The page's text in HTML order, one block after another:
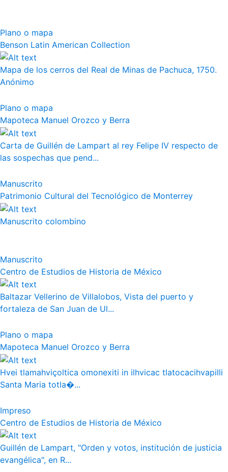
Plano o mapa
Benson Latin American Collection
Mapa de los cerros del Real de Minas de Pachuca, 1750.
Anónimo
Plano o mapa
Mapoteca Manuel Orozco y Berra
Carta de Guillén de Lampart al rey Felipe IV respecto de
las sospechas que pend...
Manuscrito
Patrimonio Cultural del Tecnológico de Monterrey
Manuscrito colombino
Manuscrito
Centro de Estudios de Historia de México
Baltazar Vellerino de Villalobos, Vista del puerto y
fortaleza de San Juan de Ul...
Plano o mapa
Mapoteca Manuel Orozco y Berra
Hvei tlamahviçoltica omonexiti in ilhvicac tlatocacihvapilli
Santa Maria totla�...
Impreso
Centro de Estudios de Historia de México
Guillén de Lampart, "Orden y votos, institución de justicia
evangélica", en R...